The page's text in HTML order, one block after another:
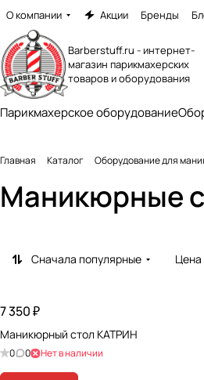
О компании Акции Бренды
Barberstuff.ru - интернет-
магазин парикмахерских
товаров и оборудования
Парикмахерское оборудование
Главная Каталог Оборудование для
Маникюрные
Сначала популярные Цена
7 350 ₽
Маникюрный стол КАТРИН
0 0 Нет в наличии